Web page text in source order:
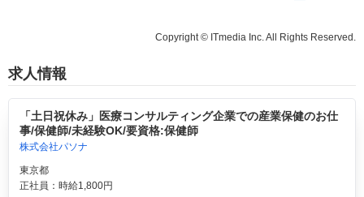
Copyright © ITmedia Inc. All Rights Reserved.
求人情報
「土日祝休み」医療コンサルティング企業での産業保健のお仕
事/保健師/未経験OK/要資格:保健師
株式会社パソナ
東京都
正社員：時給1,800円